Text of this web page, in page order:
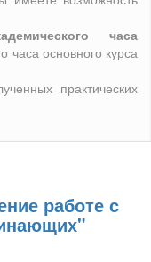
часа
часа основного курса
практических
работе с